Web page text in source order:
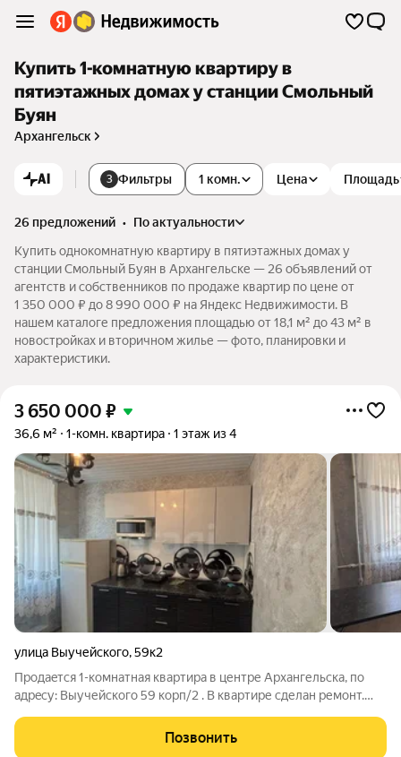
Купить 1-комнатную квартиру в
пятиэтажных домах у станции Смольный
Буян
Архангельск
AI 3 Фильтры 1 комн. Цена Площадь
26 предложений •
по актуальности
Купить однокомнатную квартиру в пятиэтажных домах у
станции Смольный Буян в Архангельске — 26 объявлений от
агентств и собственников по продаже квартир по цене от
1 350 000 ₽ до 8 990 000 ₽ на Яндекс Недвижимости. В
нашем каталоге предложения площадью от 18,1 м² до 43 м² в
новостройках и вторичном жилье — фото, планировки и
характеристики.
3 650 000 ₽
36,6 м² 1-комн. квартира 1 этаж из 4
улица Выучейского,59к2
Пpoдaeтся 1-комнатная квартирa в центpе Архангельcкa, пo
aдpecу: Выучейского 59 корп/2 . В квартире сделан ремонт.
общую площaдь 36,6 кв. м. Просторная кухня площадью 8,7 кв.
м и уютная
Позвонить